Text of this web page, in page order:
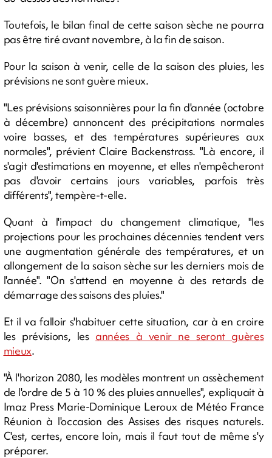
Toutefois, le bilan final de cette saison sèche ne pourra
pas être tiré avant novembre, à la fin de saison.
Pour la saison à venir, celle de la saison des pluies, les
prévisions ne sont guère mieux.
"Les prévisions saisonnières pour la fin d'année (octobre
à décembre) annoncent des précipitations normales
voire basses, et des températures supérieures aux
normales", prévient Claire Backenstrass. "Là encore, il
s'agit d'estimations en moyenne, et elles n'empêcheront
pas d'avoir certains jours variables, parfois très
différents", tempère-t-elle.
Quant à l'impact du changement climatique, "les
projections pour les prochaines décennies tendent vers
une augmentation générale des températures, et un
allongement de la saison sèche sur les derniers mois de
l'année". "On s'attend en moyenne à des retards de
démarrage des saisons des pluies."
Et il va falloir s'habituer cette situation, car à en croire
les prévisions, les années à venir ne seront guères
mieux.
"À l'horizon 2080, les modèles montrent un assèchement
de l'ordre de 5 à 10 % des pluies annuelles", expliquait à
Imaz Press Marie-Dominique Leroux de Météo France
Réunion à l'occasion des Assises des risques naturels.
C'est, certes, encore loin, mais il faut tout de même s'y
préparer.